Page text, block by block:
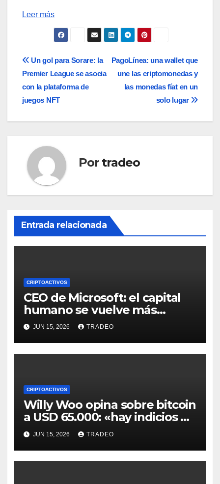
Leer más
Navegación
de
entradas
PagoLínea: una wallet que
une las criptomonedas y
las monedas fíat en un
solo lugar
Un gol para Sorare: la
Premier League se asocia
con la plataforma de
juegos NFT
Por tradeo
Entrada relacionada
CRIPTOACTIVOS
CEO de Microsoft: el capital
humano se vuelve más
valioso a medida que crece la
IA
JUN 15, 2026 TRADEO
CRIPTOACTIVOS
Willy Woo opina sobre bitcoin
a USD 65.000: «hay indicios de
posible divergencia alcista»
JUN 15, 2026 TRADEO